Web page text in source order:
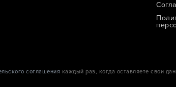
соглашения каждый раз, когда оставляете свои